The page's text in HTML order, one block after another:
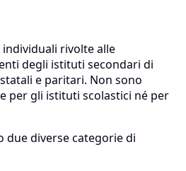
rivolte alle
degli istituti secondari di
e paritari. Non sono
per gli istituti scolastici né per
due diverse categorie di